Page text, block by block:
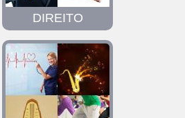
DIREITO